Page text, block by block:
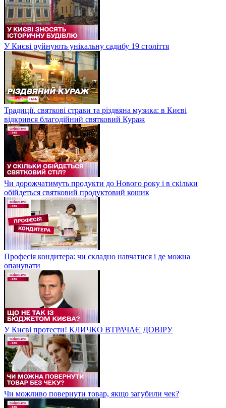
У Києві руйнують унікальну садибу 19 століття
Традиції. святкові страви та різдвяна музика: в Києві
відкрився благодійний святковий Кураж
Чи дорожчатимуть продукти до Нового року і в скільки
обійдеться святковий продуктовий кошик
Професія кондитера: чи складно навчатися і де можна
опанувати
У Києві протести! КЛИЧКО ВТРАЧАЄ ДОВІРУ
Чи можливо повернути товар, якщо загубили чек?